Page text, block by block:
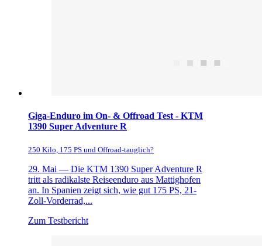
Giga-Enduro im On- & Offroad Test - KTM
1390 Super Adventure R
250 Kilo, 175 PS und Offroad-tauglich?
29. Mai — Die KTM 1390 Super Adventure R
tritt als radikalste Reiseenduro aus Mattighofen
an. In Spanien zeigt sich, wie gut 175 PS, 21-
Zoll-Vorderrad,...
Zum Testbericht